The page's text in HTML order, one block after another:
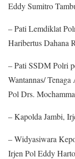
Eddy Sumitro
– Pati Lemdiklat
Haribertus Dahana
– Pati SSDM Polri
Wantannas/
Pol Drs.
– Kapolda Jambi,
– Widyasiwara
Irjen Pol Eddy